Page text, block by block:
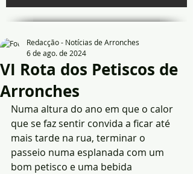
VI Rota dos Petiscos de
Arronches
Redacção - Notícias de Arronches
6 de ago. de 2024
Numa altura do ano em que o calor
que se faz sentir convida a ficar até
mais tarde na rua, terminar o
passeio numa esplanada com um
bom petisco e uma bebida